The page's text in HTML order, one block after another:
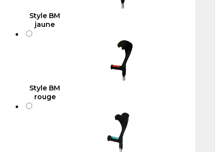
Style BM
jaune
Style BM
rouge